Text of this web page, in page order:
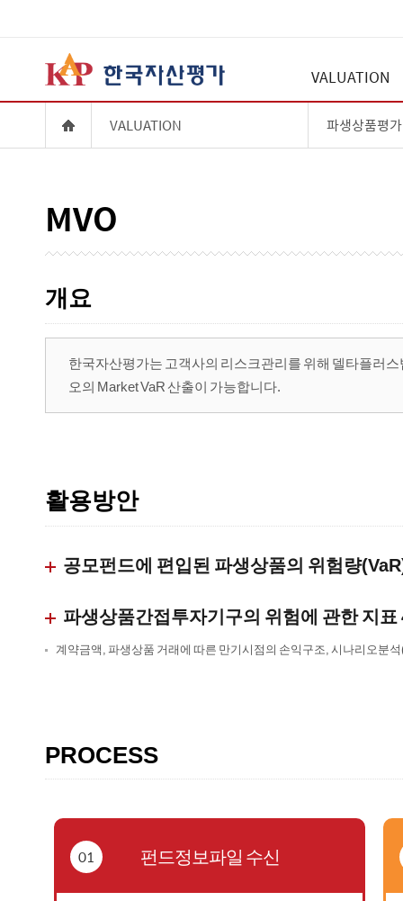
VALUATION
VALUATION 파생상품평가
MVO
개요
한국자산평가는 고객사의 리스크관리를 위해 델타플러
오의 Market VaR 산출이 가능합니다.
활용방안
공모펀드에 편입된 파생상품의 위험량
파생상품간접투자기구의 위험에 관한 지
계약금액, 파생상품 거래에 따른 만기시점의 손익구조, 시나리오분
PROCESS
01 펀드정보파일 수신